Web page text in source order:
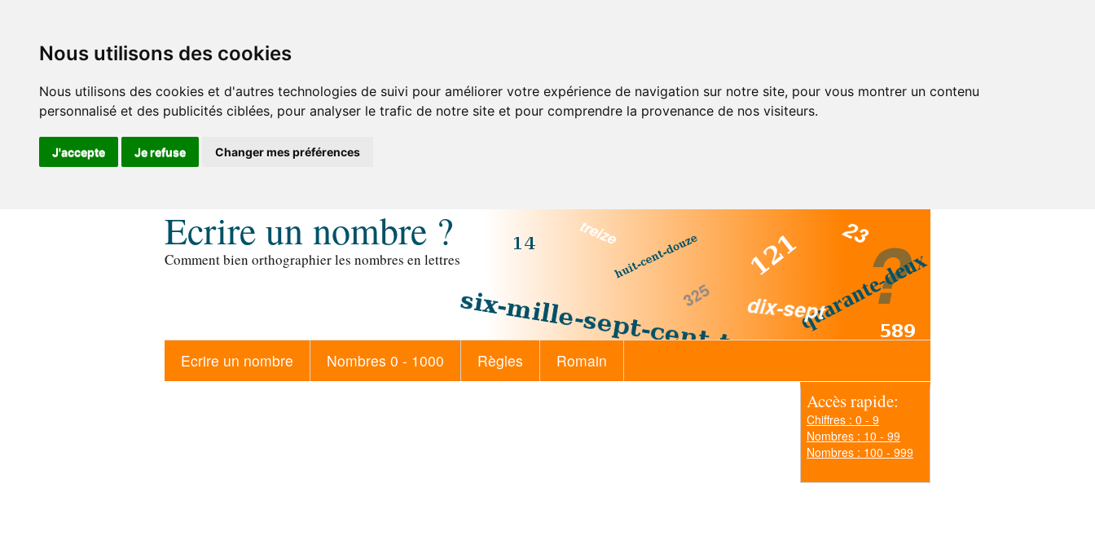
Nous utilisons des cookies
Nous utilisons des cookies et d'autres technologies de suivi pour améliorer votre expérience de navigation sur notre site, pour vous montrer un contenu
personnalisé et des publicités ciblées, pour analyser le trafic de notre site et pour comprendre la provenance de nos visiteurs.
J'accepte Je refuse Changer mes préférences
Ecrire un nombre ?
Comment bien orthographier les nombres en lettres
Ecrire un nombre Nombres 0 - 1000 Règles Romain
Accès rapide:
Chiffres : 0 - 9
Nombres : 10 - 99
Nombres : 100 - 999